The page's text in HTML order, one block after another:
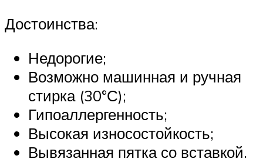
Достоинства:
Недорогие;
Возможно машинная и ручная
стирка (30°С);
Гипоаллергенность;
Высокая износостойкость;
Вывязанная пятка со вставкой.